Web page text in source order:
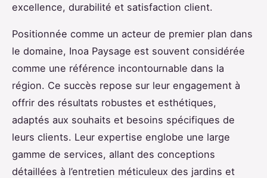
excellence, durabilité et satisfaction client.
Positionnée comme un acteur de premier plan dans
le domaine, Inoa Paysage est souvent considérée
comme une référence incontournable dans la
région. Ce succès repose sur leur engagement à
offrir des résultats robustes et esthétiques,
adaptés aux souhaits et besoins spécifiques de
leurs clients. Leur expertise englobe une large
gamme de services, allant des conceptions
détaillées à l’entretien méticuleux des jardins et